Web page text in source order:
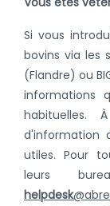
Si vous
bovins via les
(Flandre) ou
informations
habituelles.
d'information
utiles. Pour
leurs
helpdesk